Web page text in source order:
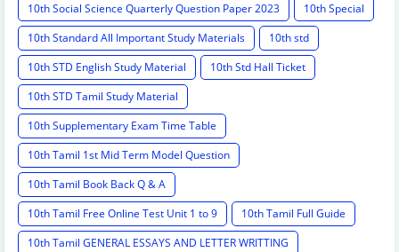
10th Social Science Quarterly Question Paper 2023
10th Special
10th Standard All Important Study Materials
10th std
10th STD English Study Material
10th Std Hall Ticket
10th STD Tamil Study Material
10th Supplementary Exam Time Table
10th Tamil 1st Mid Term Model Question
10th Tamil Book Back Q & A
10th Tamil Free Online Test Unit 1 to 9
10th Tamil Full Guide
10th Tamil GENERAL ESSAYS AND LETTER WRITTING